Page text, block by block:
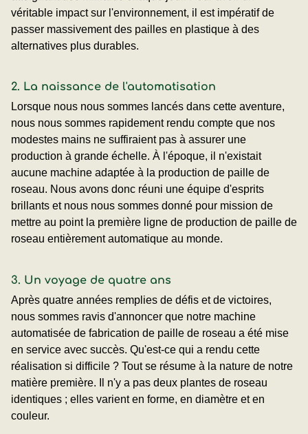
véritable impact sur l'environnement, il est impératif de
passer massivement des pailles en plastique à des
alternatives plus durables.
2. La naissance de l'automatisation
Lorsque nous nous sommes lancés dans cette aventure,
nous nous sommes rapidement rendu compte que nos
modestes mains ne suffiraient pas à assurer une
production à grande échelle. À l'époque, il n'existait
aucune machine adaptée à la production de paille de
roseau. Nous avons donc réuni une équipe d'esprits
brillants et nous nous sommes donné pour mission de
mettre au point la première ligne de production de paille de
roseau entièrement automatique au monde.
3. Un voyage de quatre ans
Après quatre années remplies de défis et de victoires,
nous sommes ravis d'annoncer que notre machine
automatisée de fabrication de paille de roseau a été mise
en service avec succès. Qu'est-ce qui a rendu cette
réalisation si difficile ? Tout se résume à la nature de notre
matière première. Il n'y a pas deux plantes de roseau
identiques ; elles varient en forme, en diamètre et en
couleur.